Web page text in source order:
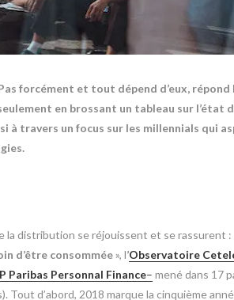
forcément et tout dépend d’eux,
en brossant un tableau sur l’état
à travers un focus sur les millennials qui
la distribution se réjouissent et se rassurent :
d’être consommée», l’Observatoire
Paribas Personnal Finance– mené dans 17
Tout d’abord, 2018 marque la cinquième